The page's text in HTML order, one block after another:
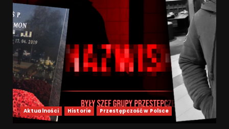
Aktualności Historie Przestępczość w Polsce